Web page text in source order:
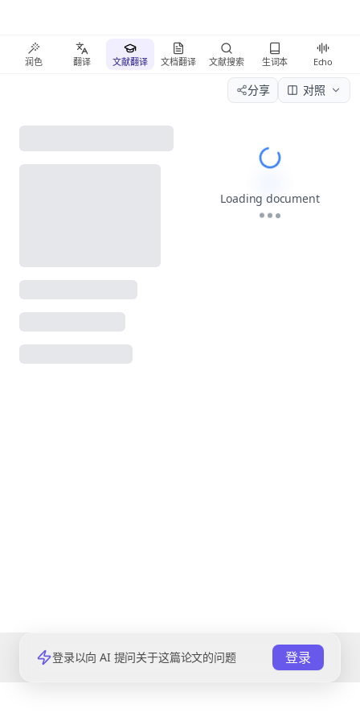
润色 翻译 文献翻译 文档翻译 文献搜索 生词本 Echo
分享 对照
登录以向 AI 提问关于这篇论文的问题 登录
Loading document
Please wait